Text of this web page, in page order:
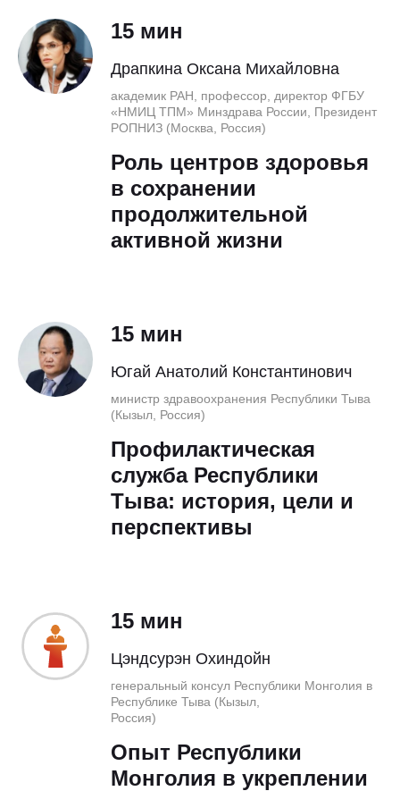
15 мин
Драпкина Оксана Михайловна
академик РАН, профессор, директор ФГБУ
«НМИЦ ТПМ» Минздрава России, Президент
РОПНИЗ (Москва, Россия)
Роль центров здоровья
в сохранении
продолжительной
активной жизни
15 мин
Югай Анатолий Константинович
министр здравоохранения Республики Тыва
(Кызыл, Россия)
Профилактическая
служба Республики
Тыва: история, цели и
перспективы
15 мин
Цэндсурэн Охиндойн
генеральный консул Республики Монголия в
Республике Тыва (Кызыл,
Россия)
Опыт Республики
Монголия в укреплении